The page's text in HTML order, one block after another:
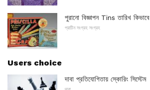
পুরানো বিজ্ঞাপন Tins তারিখ কিভাবে
প্রাচীন সংগ্রহ সংগ্রহ
Users choice
দাবা প্রতিযোগিতায় স্কোরিং সিস্টেম